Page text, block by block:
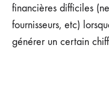
financières difficiles
fournisseurs, etc)
générer un certain